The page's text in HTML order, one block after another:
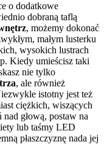
o dodatkowe
dobraną taflą
, możemy dokonać
małym lusterku
wysokich lustrach
Kiedy umieścisz taki
nie tylko
, ale również
istotny jest też
ciężkich, wiszących
głową, postaw na
lub taśmy LED
płaszczyznę nada jej